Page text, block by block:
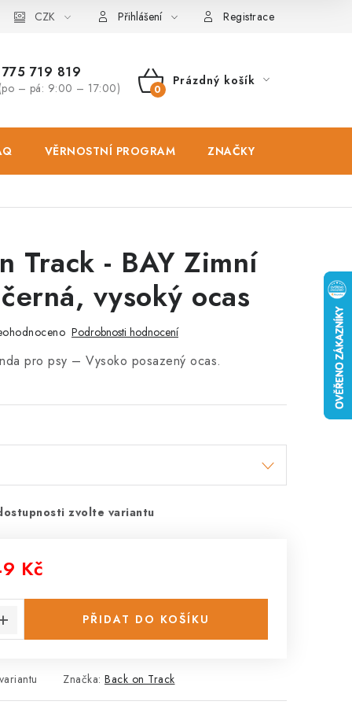
údajů Zásady použivání souboru cookies
CZK Přihlášení Registrace
775 719 819
(po – pá: 9:00 – 17:00)
NÁKUPNÍ
Prázdný košík
VĚRNOSTNÍ PROGRAM ZNAČKY
Track - BAY Zimní
vysoký ocas
Podrobnosti hodnocení
pro psy – Vysoko posazený ocas.
zvolte variantu
Kč
PŘIDAT DO KOŠÍKU
Značka: Back on Track